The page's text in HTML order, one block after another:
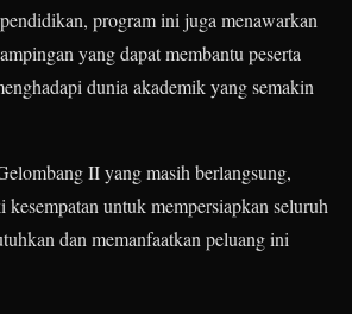
program ini juga menawarkan
yang dapat membantu peserta
dunia akademik yang semakin
II yang masih berlangsung,
untuk mempersiapkan seluruh
dan memanfaatkan peluang ini